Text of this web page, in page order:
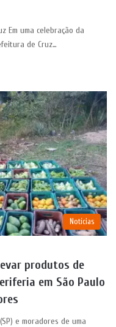
Em uma celebração da
de Cruz…
Notícias
produtos de
em São Paulo
e moradores de uma